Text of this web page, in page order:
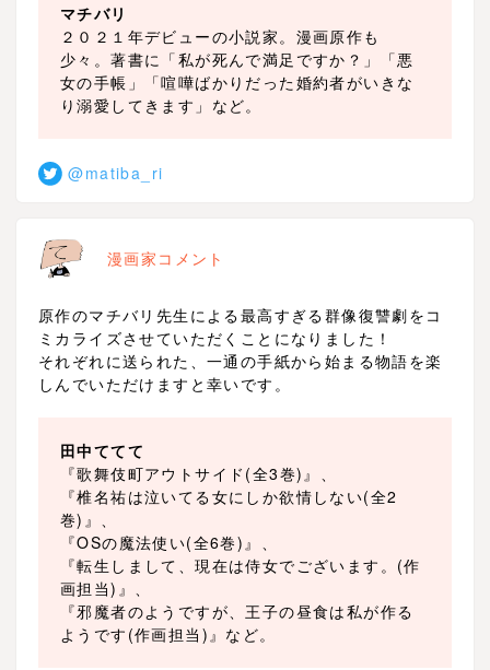
マチバリ
２０２１年デビューの小説家。漫画原作も
少々。著書に「私が死んで満足ですか？」「悪
女の手帳」「喧嘩ばかりだった婚約者がいきな
り溺愛してきます」など。
@matiba_ri
漫画家コメント
原作のマチバリ先生による最高すぎる群像復讐劇をコ
ミカライズさせていただくことになりました！
それぞれに送られた、一通の手紙から始まる物語を楽
しんでいただけますと幸いです。
田中ててて
『歌舞伎町アウトサイド(全3巻)』
『椎名祐は泣いてる女にしか欲情しない(全2
巻)』
『OSの魔法使い(全6巻)』、
『転生しまして、現在は侍女でございます。(作
画担当)』、
『邪魔者のようですが、王子の昼食は私が作る
ようです(作画担当)』など。